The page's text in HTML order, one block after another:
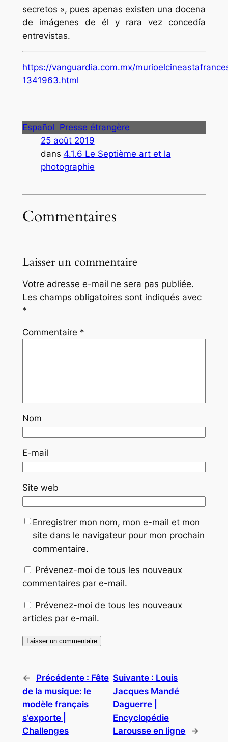
secretos », pues apenas existen una docena
de imágenes de él y rara vez concedía
entrevistas.
https://vanguardia.com.mx/
1341963.html
Español Presse étrangère
25 août 2019
dans 4.1.6 Le Septième art et la
photographie
Commentaires
Laisser un commentaire
Votre adresse e-mail ne sera pas publiée.
Les champs obligatoires sont indiqués avec
*
Commentaire *
Nom
E-mail
Site web
Enregistrer mon nom, mon e-mail et mon
site dans le navigateur pour mon prochain
commentaire.
Prévenez-moi de tous les nouveaux
commentaires par e-mail.
Prévenez-moi de tous les nouveaux
articles par e-mail.
← Précédente : Fête
de la musique: le
modèle français
s’exporte |
Challenges
Suivante : Louis
Jacques Mandé
Daguerre |
Encyclopédie
Larousse en ligne
→